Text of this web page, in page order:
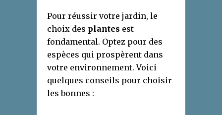
Pour réussir votre jardin, le
choix des plantes est
fondamental. Optez pour des
espèces qui prospèrent dans
votre environnement. Voici
quelques conseils pour choisir
les bonnes :